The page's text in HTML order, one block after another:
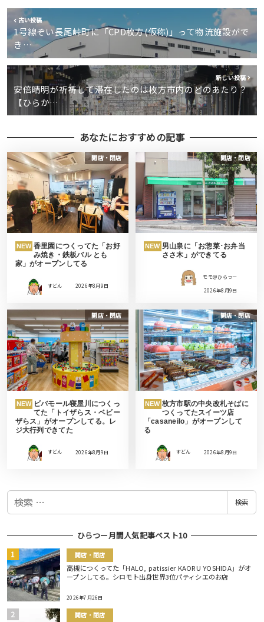
古い投稿
1号線ぞい長尾峠町に「CPD枚方(仮称)」って物流施設がで
き…
新しい投稿
安倍晴明が祈祷して滞在したのは枚方市内のどのあたり？
【ひらか…
あなたにおすすめの記事
開店・閉店
NEW 香里園につくってた「お好
み焼き・鉄板バル とも
家」がオープンしてる
すどん 2026年8月9日
開店・閉店
NEW 男山泉に「お惣菜･お弁当
ささ木」ができてる
モモ＠ひらつー
2026年8月9日
開店・閉店
NEW ビバモール寝屋川につくっ
てた「トイザらス・ベビー
ザらス」がオープンしてる。レ
ジ大行列できてた
すどん 2026年8月9日
開店・閉店
NEW 枚方市駅の中央改札そばに
つくってたスイーツ店
「casaneilo」がオープンして
る
すどん 2026年8月9日
検
検索
ひらつー月間人気記事ベスト10
開店・閉店
高槻につくってた「HALO, patissier KAORU YOSHIDA」がオ
ープンしてる。シロモト出身世界3位パティシエのお店
2026年7月26日
開店・閉店